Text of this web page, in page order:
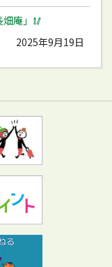
庵」🥢
2025年9月19日